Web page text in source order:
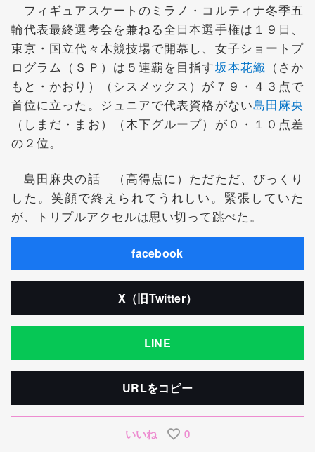
フィギュアスケートのミラノ・コルティナ冬季五
輪代表最終選考会を兼ねる全日本選手権は１９日、
東京・国立代々木競技場で開幕し、女子ショートプ
ログラム（ＳＰ）は５連覇を目指す坂本花織 （さか
もと・かおり）（シスメックス）が７９・４３点で
首位に立った。ジュニアで代表資格がない島田麻央
（しまだ・まお）（木下グループ）が０・１０点差
の２位。
島田麻央の話 （高得点に）ただただ、びっくり
した。笑顔で終えられてうれしい。緊張していた
が、トリプルアクセルは思い切って跳べた。
facebook
X（旧Twitter）
LINE
URLをコピー
いいね 0